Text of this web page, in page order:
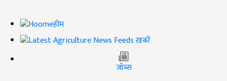
होम
ख़बरें
जॉब्स